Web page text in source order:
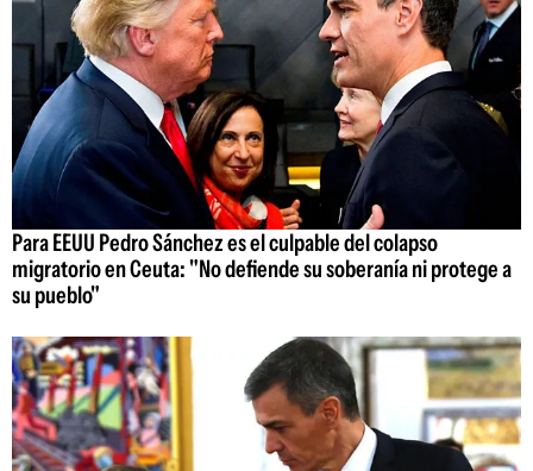
Para EEUU Pedro Sánchez es el culpable del colapso
migratorio en Ceuta: "No defiende su soberanía ni protege a
su pueblo"